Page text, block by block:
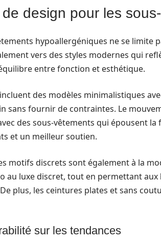
design pour les
hypoallergéniques ne se limite
vers des styles modernes qui
entre fonction et esthétique.
des modèles minimalistiques
sans fournir de contraintes. Le
des sous-vêtements qui épousent
et un meilleur soutien.
motifs discrets sont également à la
au luxe discret, tout en permettant aux
plus, les ceintures plates et sans
sur les tendances